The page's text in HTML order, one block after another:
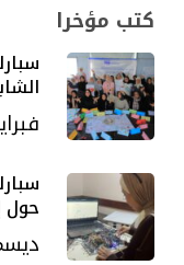
كتب مؤخرا
فبراير
حول
ديسمبر